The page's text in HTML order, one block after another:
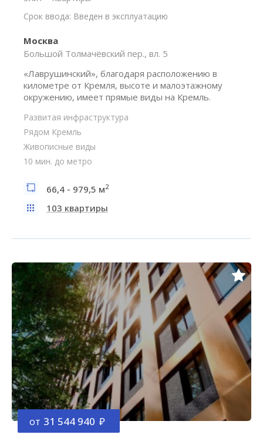
Срок ввода: Введен в эксплуатацию
Москва
Большой Толмачёвский пер., вл. 5
«Лаврушинский», благодаря расположению в
километре от Кремля, высоте и малоэтажному
окружению, имеет прямые виды на Кремль.
Развитая инфраструктура
Рядом Кремль
Живописные виды
10 мин. до метро
66,4 - 979,5 м2
103 квартиры
от 31 544 940